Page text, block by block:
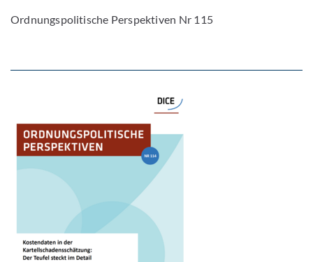
Ordnungspolitische Perspektiven Nr 115